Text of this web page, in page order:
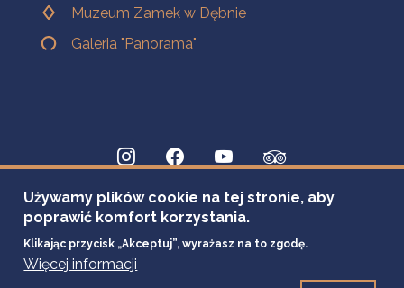
Muzeum Zamek w Dębnie
Galeria "Panorama"
Używamy plików cookie na tej stronie, aby
poprawić komfort korzystania.
Klikając przycisk „Akceptuj”, wyrażasz na to zgodę.
Więcej informacji